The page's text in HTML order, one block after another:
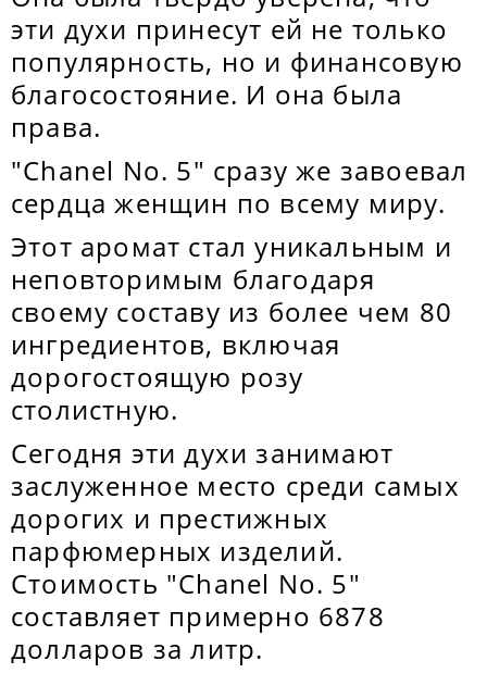
эти духи принесут ей не только
популярность, но и финансовую
благосостояние. И она была
права.
"Chanel No. 5" сразу же завоевал
сердца женщин по всему миру.
Этот аромат стал уникальным и
неповторимым благодаря
своему составу из более чем 80
ингредиентов, включая
дорогостоящую розу
столистную.
Сегодня эти духи занимают
заслуженное место среди самых
дорогих и престижных
парфюмерных изделий.
Стоимость "Chanel No. 5"
составляет примерно 6878
долларов за литр.